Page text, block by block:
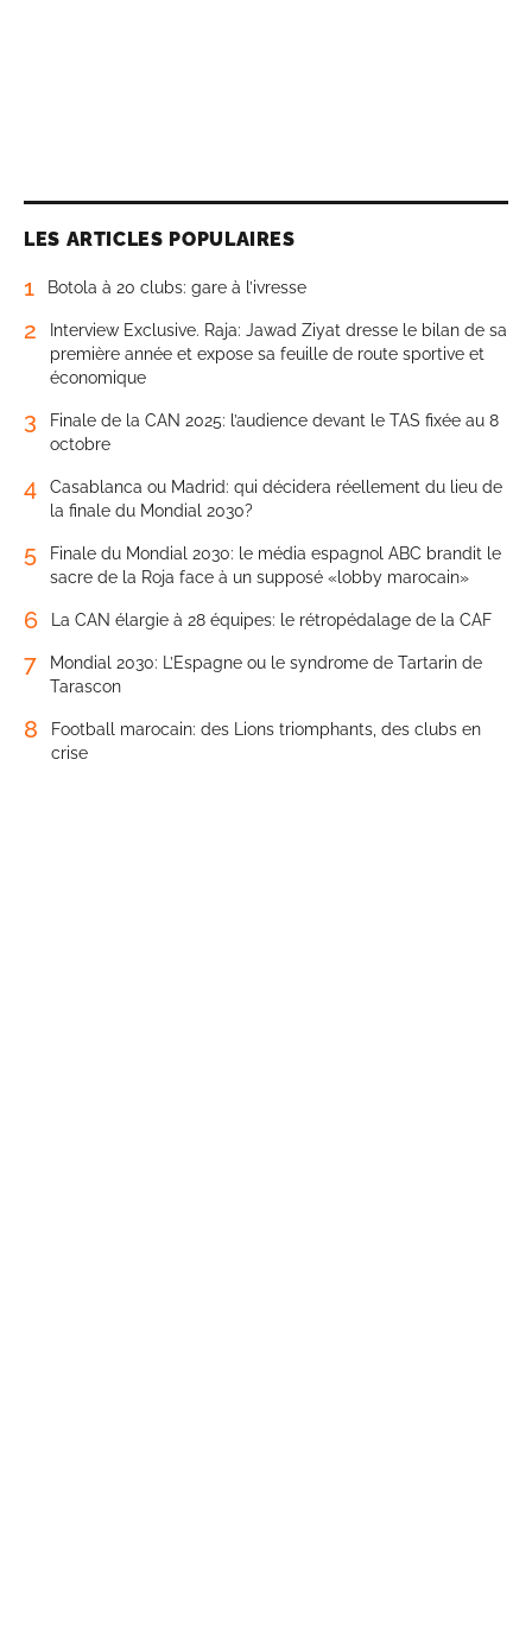
LES ARTICLES POPULAIRES
1 Botola à 20 clubs: gare à l’ivresse
2
Interview Exclusive. Raja: Jawad Ziyat dresse le bilan de sa
première année et expose sa feuille de route sportive et
économique
3
Finale de la CAN 2025: l’audience devant le TAS fixée au 8
octobre
4
Casablanca ou Madrid: qui décidera réellement du lieu de
la finale du Mondial 2030?
5
Finale du Mondial 2030: le média espagnol ABC brandit le
sacre de la Roja face à un supposé «lobby marocain»
6 La CAN élargie à 28 équipes: le rétropédalage de la CAF
7
Mondial 2030: L’Espagne ou le syndrome de Tartarin de
Tarascon
8
Football marocain: des Lions triomphants, des clubs en
crise